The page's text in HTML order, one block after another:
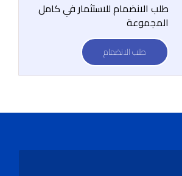
طلب الانضمام للاستثمار في كامل
المجموعة
طلب الانضمام